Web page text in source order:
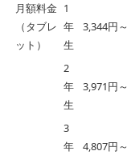
月額料金
（タブレ
ット）
1
年
生
3,344円～
2
年
生
3,971円～
3
年
4,807円～